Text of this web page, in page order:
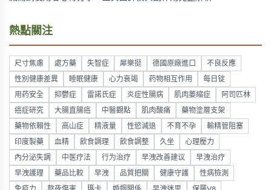
熱點關注
尺寸焦慮 處方藥 失智症 犀樂挺 德國原廠進口 不良反應
性別健康差異 睡眠健康 心力衰竭 药物相互作用 每日锭
用药安全 抑鬱症 雷諾氏症 炎症性腸病 肌肉萎縮症 阿司匹林
癌症研究 大腸直腸癌 中醫觀點 肌肉酸痛 藥物塗層支架
藥物依賴性 高山症 精液量 性慾減退 不育不孕 輸精管阻塞
印度製藥 血精 飲食調理 飲食調整 久坐 心理壓力
內分泌失調 中医疗法 行为治疗 早洩改善建议 早洩治疗
早洩護理 藥品比較 早洩 品質把關 健康守護 性病檢測